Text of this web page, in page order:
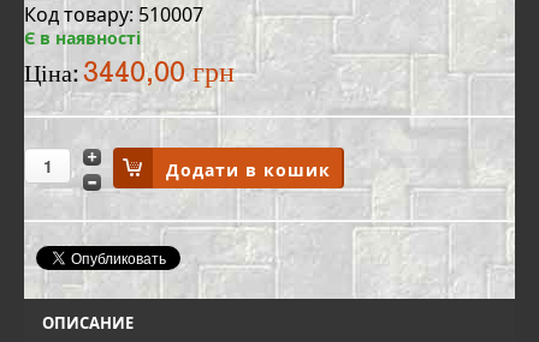
Код товару: 510007
Є в наявності
Ціна: 3440,00 грн
ОПИСАНИЕ